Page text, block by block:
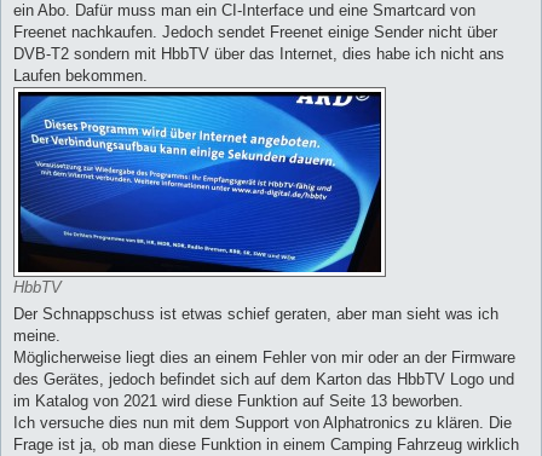
ein Abo. Dafür muss man ein CI-Interface und eine Smartcard von
Freenet nachkaufen. Jedoch sendet Freenet einige Sender nicht über
DVB-T2 sondern mit HbbTV über das Internet, dies habe ich nicht ans
Laufen bekommen.
HbbTV
Der Schnappschuss ist etwas schief geraten, aber man sieht was ich
meine.
Möglicherweise liegt dies an einem Fehler von mir oder an der Firmware
des Gerätes, jedoch befindet sich auf dem Karton das HbbTV Logo und
im Katalog von 2021 wird diese Funktion auf Seite 13 beworben.
Ich versuche dies nun mit dem Support von Alphatronics zu klären. Die
Frage ist ja, ob man diese Funktion in einem Camping Fahrzeug wirklich